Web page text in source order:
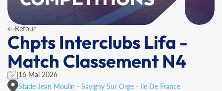
Retour
Chpts Interclubs Lifa -
Match Classement N4
16 Mai 2026
Stade Jean Moulin - Savigny Sur Orge - Ile De France